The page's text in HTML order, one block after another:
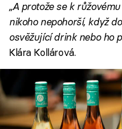
„A protože se k
nikoho nepohorší, když
osvěžující drink nebo ho
Klára Kollárová.